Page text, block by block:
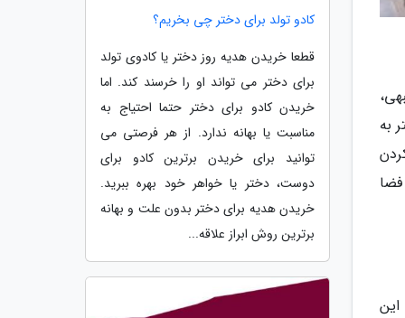
به
کادو تولد برای دختر چی بخریم؟
قطعا خریدن هدیه روز دختر یا کادوی تولد
برای دختر می تواند او را خرسند کند. اما
خریدن کادو برای دختر حتما احتیاج به
مناسبت یا بهانه ندارد. از هر فرصتی می
توانید برای خریدن برترین کادو برای
دوست، دختر یا خواهر خود بهره ببرید.
خریدن هدیه برای دختر بدون علت و بهانه
برترین روش ابراز علاقه...